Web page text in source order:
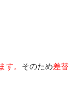
す。 そのため差替